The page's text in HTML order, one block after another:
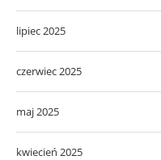
lipiec 2025
czerwiec 2025
maj 2025
kwiecień 2025